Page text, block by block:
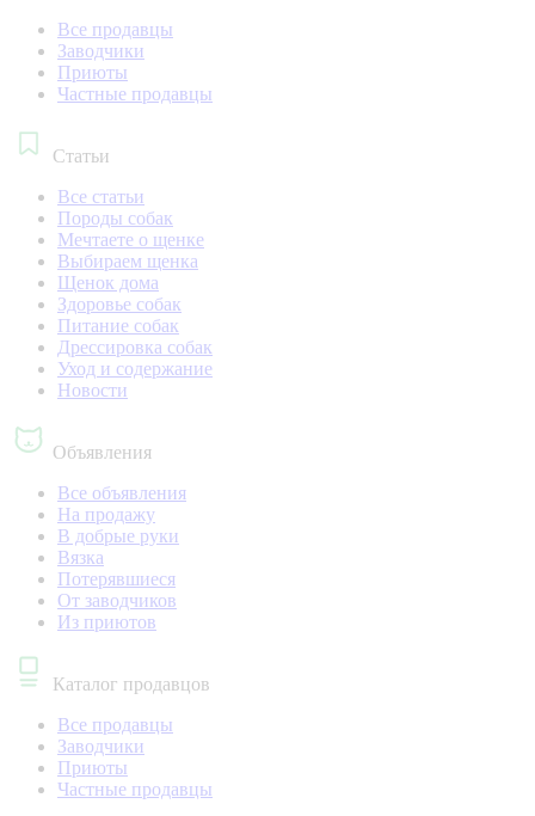
Все продавцы
Заводчики
Приюты
Частные продавцы
Статьи
Все статьи
Породы собак
Мечтаете о щенке
Выбираем щенка
Щенок дома
Здоровье собак
Питание собак
Дрессировка собак
Уход и содержание
Новости
Объявления
Все объявления
На продажу
В добрые руки
Вязка
Потерявшиеся
От заводчиков
Из приютов
Каталог продавцов
Все продавцы
Заводчики
Приюты
Частные продавцы